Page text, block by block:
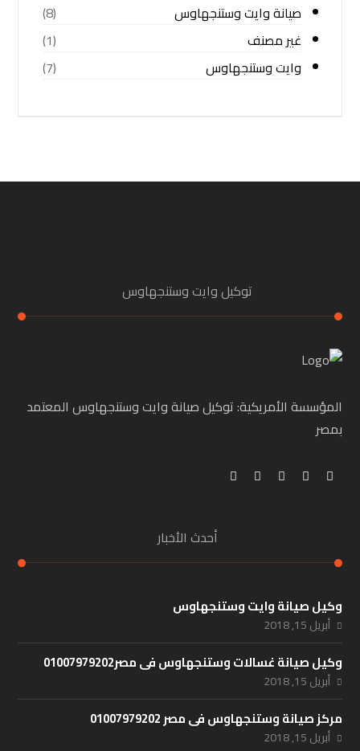
صيانة وايت وستنجهاوس
(8)
غير مصنف
(1)
وايت وستنجهاوس
(7)
توكيل وايت وستنجهاوس
المؤسسة الأمريكية: توكيل صيانة وايت وستنجهاوس المعتمد
بمصر
أحدث الأخبار
وكيل صيانة وايت وستنجهاوس
أبريل 15, 2018
وكيل صيانة غسالات وستنجهاوس فى مصر01007979202
أبريل 15, 2018
مركز صيانة وستنجهاوس فى مصر 01007979202
أبريل 15, 2018